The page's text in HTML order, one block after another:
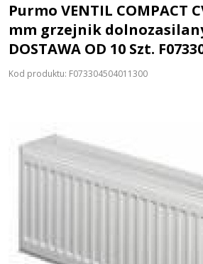
Purmo VENTIL COMPACT
mm grzejnik
DOSTAWA OD 10 Szt.
Kod produktu: F073304504011300